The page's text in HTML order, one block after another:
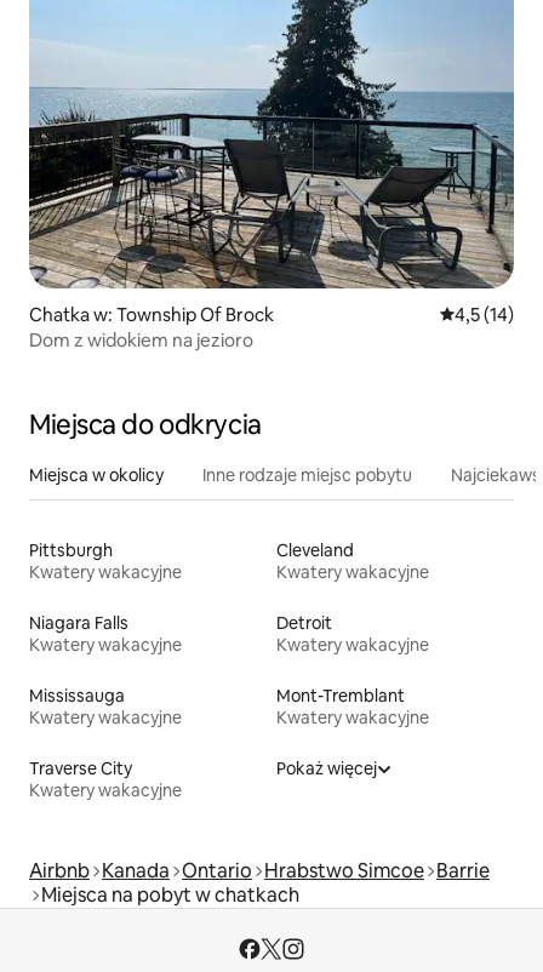
Chatka w: Township Of Brock Średnia
4,5 (14)
Dom z widokiem na jezioro
Miejsca do odkrycia
Miejsca w okolicy Inne rodzaje miejsc pobytu
Pittsburgh
Kwatery wakacyjne
Cleveland
Kwatery wakacyjne
Niagara Falls
Kwatery wakacyjne
Detroit
Kwatery wakacyjne
Mississauga
Kwatery wakacyjne
Mont-Tremblant
Kwatery wakacyjne
Traverse City
Kwatery wakacyjne
Pokaż więcej
Airbnb Kanada Ontario Hrabstwo Simcoe Barrie
Miejsca na pobyt w chatkach